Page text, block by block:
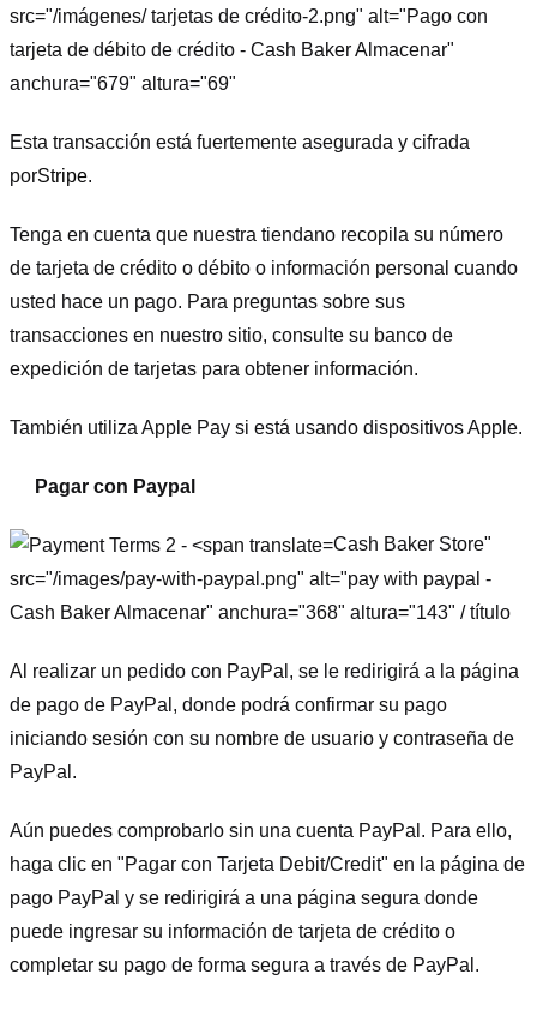
src="/imágenes/ tarjetas de crédito-2.png" alt="Pago con
tarjeta de débito de crédito - Cash Baker Almacenar"
anchura="679" altura="69"
Esta transacción está fuertemente asegurada y cifrada
porStripe.
Tenga en cuenta que nuestra tiendano recopila su número
de tarjeta de crédito o débito o información personal cuando
usted hace un pago. Para preguntas sobre sus
transacciones en nuestro sitio, consulte su banco de
expedición de tarjetas para obtener información.
También utiliza Apple Pay si está usando dispositivos Apple.
Pagar con Paypal
Cash Baker Store"
src="/images/pay-with-paypal.png" alt="pay with paypal -
Cash Baker Almacenar" anchura="368" altura="143" / título
Al realizar un pedido con PayPal, se le redirigirá a la página
de pago de PayPal, donde podrá confirmar su pago
iniciando sesión con su nombre de usuario y contraseña de
PayPal.
Aún puedes comprobarlo sin una cuenta PayPal. Para ello,
haga clic en "Pagar con Tarjeta Debit/Credit" en la página de
pago PayPal y se redirigirá a una página segura donde
puede ingresar su información de tarjeta de crédito o
completar su pago de forma segura a través de PayPal.